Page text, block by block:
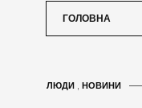
ГОЛОВНА
ЛЮДИ НОВИНИ